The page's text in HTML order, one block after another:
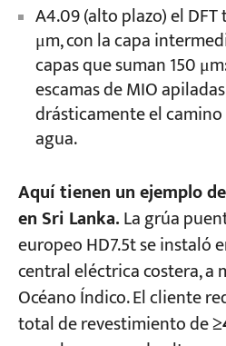
A4.09 (alto plazo) el
μm, con la capa
capas que suman 150
escamas de MIO
drásticamente el
agua.
Aquí tienen un ejemplo
en Sri Lanka.La grúa
europeo HD7.5t se instaló
central eléctrica costera, a
Océano Índico. El cliente
total de revestimiento de